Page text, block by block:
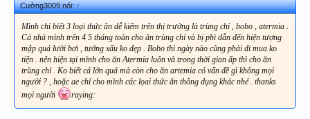
Cường3009 nói:↑
Mình chỉ biết 3 loại thức ăn dễ kiếm trên thị trường là trùng chỉ , bobo , atermia .
Cá nhà mình trên 4 5 tháng toàn cho ăn trùng chỉ và bị phì dẫn đến hiện tượng
mập quá lười bơi , tướng xấu ko đẹp . Bobo thì ngày nào cũng phải đi mua ko
tiện . nên hiện tại mình cho ăn Atermia luôn và trong thời gian ấp thì cho ăn
trùng chỉ . Ko biết cá lớn quá mà còn cho ăn artemia có vấn đề gì không mọi
người ? , hoặc ae chỉ cho mình các lọai thức ăn thông dụng khác nhé . thanks
mọi người
raying: